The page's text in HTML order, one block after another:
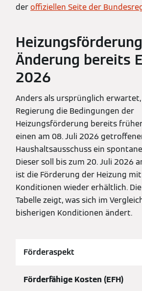
deroffiziellen Seite der
Änderung bereits
2026
Anders als ursprünglich
Regierung die Bedingungen der
Heizungsförderung bereits
einen am 08. Juli 2026
Haushaltsausschuss ein
Dieser soll bis zum 20. Juli 2026
ist die Förderung der Heizung
Konditionen wieder erhältlich.
Tabelle zeigt, was sich im
bisherigen Konditionen ändert.
Förderaspekt
Förderfähige Kosten (EFH)